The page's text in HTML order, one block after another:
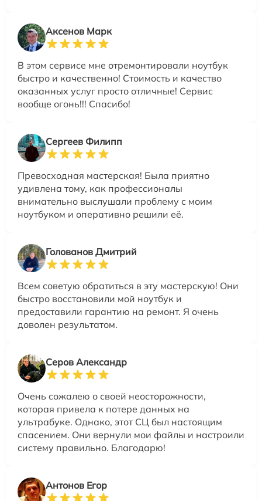
Аксенов Марк
В этом сервисе мне отремонтировали ноутбук
быстро и качественно! Стоимость и качество
оказанных услуг просто отличные! Сервис
вообще огонь!!! Спасибо!
Сергеев Филипп
Превосходная мастерская! Была приятно
удивлена тому, как профессионалы
внимательно выслушали проблему с моим
ноутбуком и оперативно решили её.
Голованов Дмитрий
Всем советую обратиться в эту мастерскую! Они
быстро восстановили мой ноутбук и
предоставили гарантию на ремонт. Я очень
доволен результатом.
Серов Александр
Очень сожалею о своей неосторожности,
которая привела к потере данных на
ультрабуке. Однако, этот СЦ был настоящим
спасением. Они вернули мои файлы и настроили
систему правильно. Благодарю!
Антонов Егор